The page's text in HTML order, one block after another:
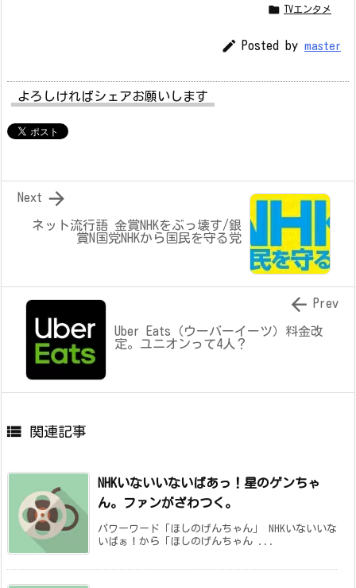
 TVエンタメ
 Posted by master
よろしければシェアお願いします
ネット流行語 金賞NHKをぶっ壊す/銀
賞N国党NHKから国民を守る党

Next
Uber Eats（ウーバーイーツ）料金改
定。ユニオンって4人？
 Prev
 関連記事
NHKいないいないばあっ！星のゲンちゃ
ん。ファンがざわつく。
パワーワード「ほしのげんちゃん」 NHKいないいな
いばぁ！から「ほしのげんちゃん ...